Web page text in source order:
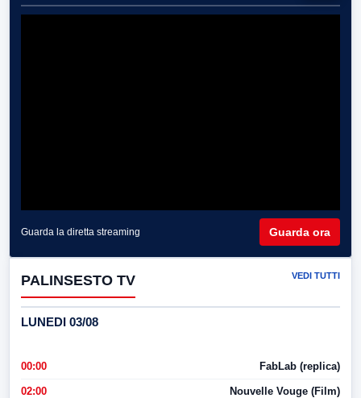
Guarda la diretta streaming Guarda ora
PALINSESTO TV VEDI TUTTI
LUNEDI 03/08
00:00 FabLab (replica)
02:00 Nouvelle Vouge (Film)